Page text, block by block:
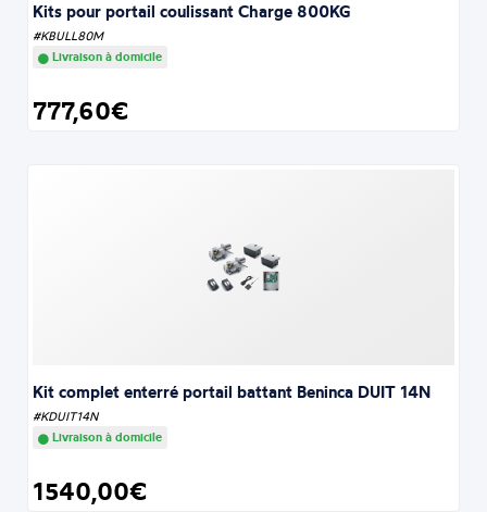
Kits pour portail coulissant Charge 800KG
#KBULL80M
Livraison à domicile
777,60€
Kit complet enterré portail battant Beninca DUIT 14N
#KDUIT14N
Livraison à domicile
1540,00€